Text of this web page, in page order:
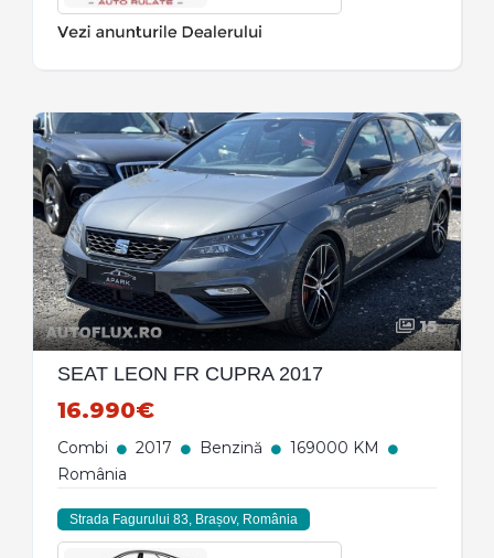
15
SEAT LEON FR CUPRA 2017
16.990€
Combi 2017 Benzină
169000 KM
România
Strada Fagurului 83, Brașov, România